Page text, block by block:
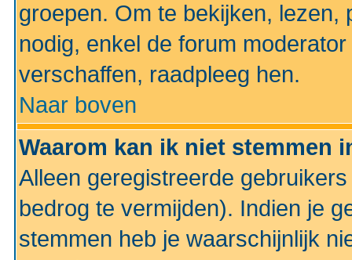
groepen. Om te bekijken, lezen,
nodig, enkel de forum
verschaffen, raadpleeg hen.
Naar boven
Waarom kan ik niet stemmen
Alleen geregistreerde
bedrog te vermijden). Indien je
stemmen heb je waarschijnlijk